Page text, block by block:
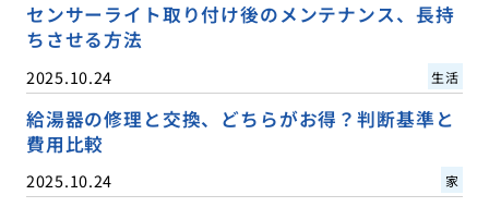
センサーライト取り付け後のメンテナンス、長持
ちさせる方法
2025.10.24 生活
給湯器の修理と交換、どちらがお得？判断基準と
費用比較
2025.10.24 家